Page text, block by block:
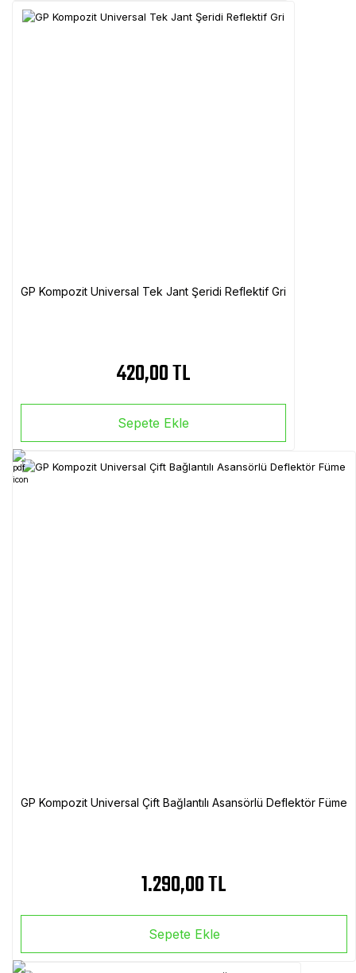
GP Kompozit Universal Tek Jant Şeridi Reflektif Gri
420,00 TL
Sepete Ekle
GP Kompozit Universal Çift Bağlantılı Asansörlü Deflektör Füme
1.290,00 TL
Sepete Ekle